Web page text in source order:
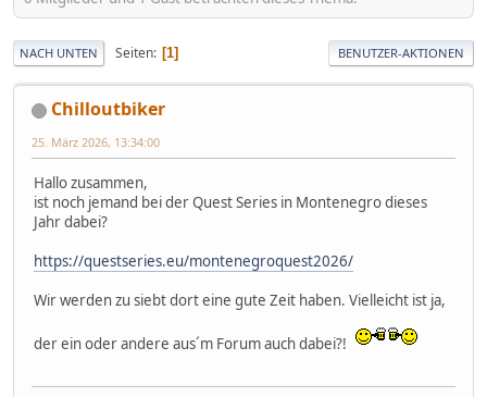
NACH UNTEN Seiten 1 BENUTZER-AKTIONEN
Chilloutbiker
25. März 2026, 13:34:00
Hallo zusammen,
ist noch jemand bei der Quest Series in Montenegro dieses
Jahr dabei?
https://questseries.eu/montenegroquest2026/
Wir werden zu siebt dort eine gute Zeit haben. Vielleicht ist ja,
der ein oder andere aus´m Forum auch dabei?!